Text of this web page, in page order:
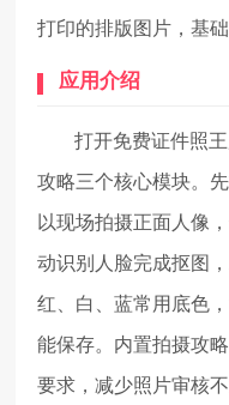
打印的排版图片，基
应用介绍
打开免费证件照
攻略三个核心模块。
以现场拍摄正面人像
动识别人脸完成抠图
红、白、蓝常用底色
能保存。内置拍摄攻
要求，减少照片审核不